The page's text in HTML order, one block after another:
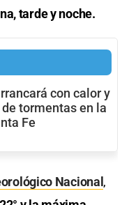
tarde y noche.
con calor y
tormentas en la
Fe
Nacional,